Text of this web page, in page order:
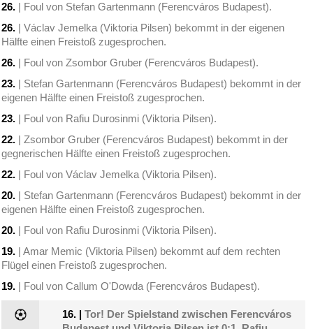
26. | Foul von Stefan Gartenmann (Ferencváros Budapest).
26. | Václav Jemelka (Viktoria Pilsen) bekommt in der eigenen
Hälfte einen Freistoß zugesprochen.
26. | Foul von Zsombor Gruber (Ferencváros Budapest).
23. | Stefan Gartenmann (Ferencváros Budapest) bekommt in der
eigenen Hälfte einen Freistoß zugesprochen.
23. | Foul von Rafiu Durosinmi (Viktoria Pilsen).
22. | Zsombor Gruber (Ferencváros Budapest) bekommt in der
gegnerischen Hälfte einen Freistoß zugesprochen.
22. | Foul von Václav Jemelka (Viktoria Pilsen).
20. | Stefan Gartenmann (Ferencváros Budapest) bekommt in der
eigenen Hälfte einen Freistoß zugesprochen.
20. | Foul von Rafiu Durosinmi (Viktoria Pilsen).
19. | Amar Memic (Viktoria Pilsen) bekommt auf dem rechten
Flügel einen Freistoß zugesprochen.
19. | Foul von Callum O'Dowda (Ferencváros Budapest).
16. |Tor! Der Spielstand zwischen Ferencváros